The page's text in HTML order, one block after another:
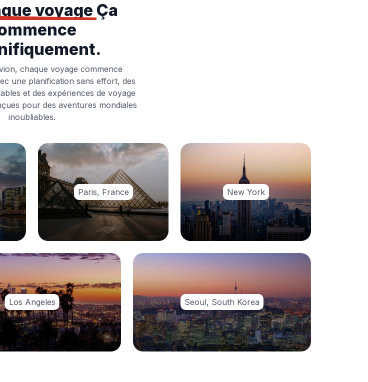
voyage Ça
chaque voyage commence
une planification sans effort, des
et des expériences de voyage
pour des aventures mondiales
inoubliables.
Paris, France New York
Los Angeles Seoul, South Korea